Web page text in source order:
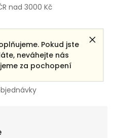
Pokud jste
neváhejte nás
za pochopení
nad 3000 Kč
zákazníky
zboží